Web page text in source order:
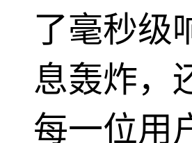
了毫秒级
息轰炸，
每一位用